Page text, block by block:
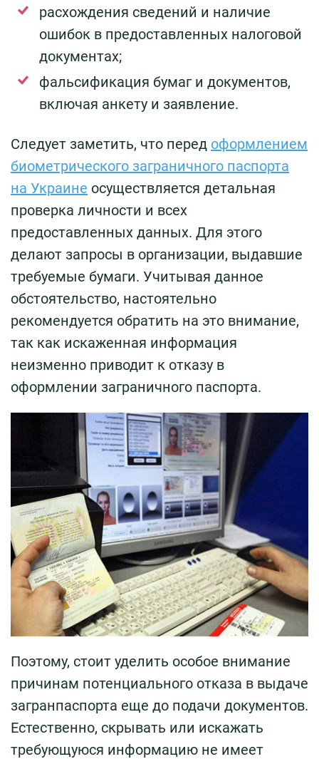
расхождения сведений и наличие
ошибок в предоставленных налоговой
документах;
фальсификация бумаг и документов,
включая анкету и заявление.
Следует заметить, что перед оформлением
биометрического заграничного паспорта
на Украине осуществляется детальная
проверка личности и всех
предоставленных данных. Для этого
делают запросы в организации, выдавшие
требуемые бумаги. Учитывая данное
обстоятельство, настоятельно
рекомендуется обратить на это внимание,
так как искаженная информация
неизменно приводит к отказу в
оформлении заграничного паспорта.
Поэтому, стоит уделить особое внимание
причинам потенциального отказа в выдаче
загранпаспорта еще до подачи документов.
Естественно, скрывать или искажать
требующуюся информацию не имеет